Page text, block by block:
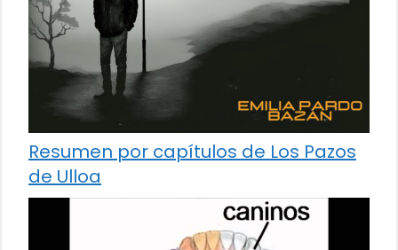
Resumen por capítulos de Los Pazos
de Ulloa